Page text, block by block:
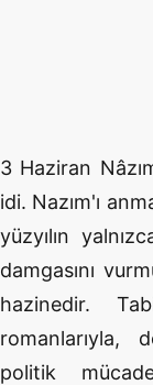
3 Haziran
idi. Nazım'ı
yüzyılın
damgasını
hazinedir.
romanlarıyla,
politik